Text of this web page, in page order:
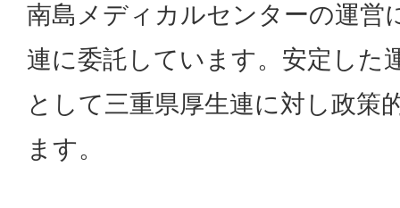
南島メディカルセンターの運営
連に委託しています。安定した
として三重県厚生連に対し政策
ます。